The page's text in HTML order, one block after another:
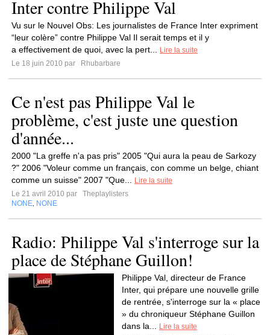
Inter contre Philippe Val
Vu sur le Nouvel Obs: Les journalistes de France Inter expriment
“leur colère” contre Philippe Val Il serait temps et il y
a effectivement de quoi, avec la pert...
Lire la suite
Le 18 juin 2010 par
Rhubarbare
Ce n'est pas Philippe Val le
problème, c'est juste une question
d'année...
2000 "La greffe n'a pas pris" 2005 "Qui aura la peau de Sarkozy
?" 2006 "Voleur comme un français, con comme un belge, chiant
comme un suisse" 2007 "Que...
Lire la suite
Le 21 avril 2010 par
Theplaylisters
NONE NONE
Radio: Philippe Val s'interroge sur la
place de Stéphane Guillon!
Philippe Val, directeur de France
Inter, qui prépare une nouvelle grille
de rentrée, s'interroge sur la « place
» du chroniqueur Stéphane Guillon
dans la...
Lire la suite